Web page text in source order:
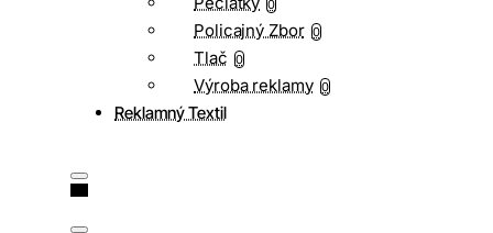
0
Policajný Zbor 0
Tlač 0
Výroba reklamy 0
Reklamný Textil